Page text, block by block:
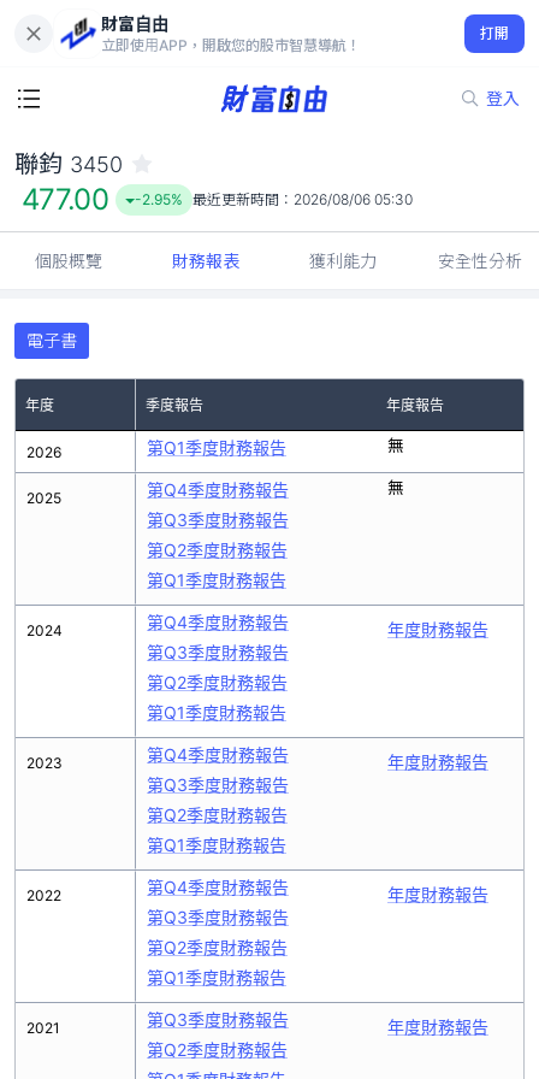
財富自由
立即使用APP，開啟您的股市智慧導航！
打開
登入
477.00
-2.95%
聯鈞 3450
477.00 -2.95% 最近更新時間： 2026/08/06 05:30
個股概覽 財務報表 獲利能力 安全性分析
電子書
年度 季度報告 年度報告
2026
2025
2024
2023
2022
2021
第Q1季度財務報告 無
第Q4季度財務報告
第Q3季度財務報告
第Q2季度財務報告
第Q1季度財務報告
無
第Q4季度財務報告
第Q3季度財務報告
第Q2季度財務報告
第Q1季度財務報告
年度財務報告
第Q4季度財務報告
第Q3季度財務報告
第Q2季度財務報告
第Q1季度財務報告
年度財務報告
第Q4季度財務報告
第Q3季度財務報告
第Q2季度財務報告
第Q1季度財務報告
年度財務報告
第Q3季度財務報告
第Q2季度財務報告
年度財務報告